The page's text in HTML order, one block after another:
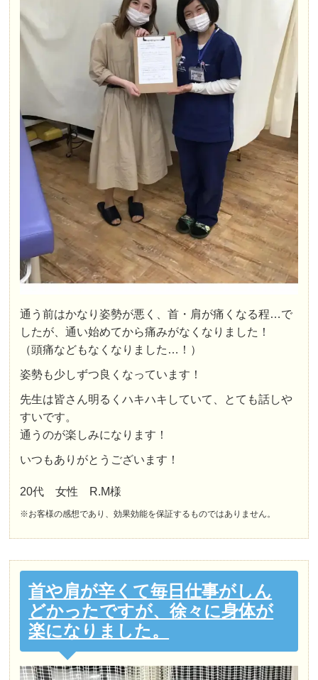
通う前はかなり姿勢が悪く、首・肩が痛くなる程…で
したが、通い始めてから痛みがなくなりました！
（頭痛などもなくなりました…！）
姿勢も少しずつ良くなっています！
先生は皆さん明るくハキハキしていて、とても話しや
すいです。
通うのが楽しみになります！
いつもありがとうございます！
20代 女性 R.M様
※お客様の感想であり、効果効能を保証するものではありません。
首や肩が辛くて毎日仕事がしん
どかったですが、徐々に身体が
楽になりました。